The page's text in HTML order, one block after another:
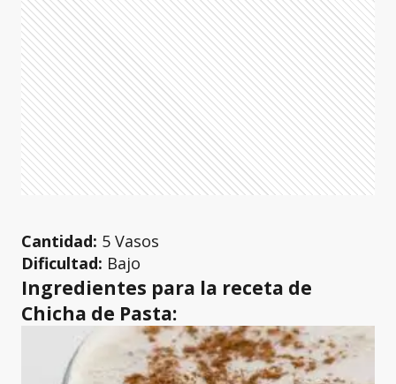
Cantidad: 5 Vasos
Dificultad: Bajo
Ingredientes para la receta de
Chicha de Pasta: